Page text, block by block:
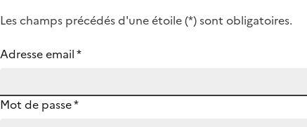
Les champs précédés d'une étoile (*) sont obligatoires.
Adresse email*
Mot de passe*